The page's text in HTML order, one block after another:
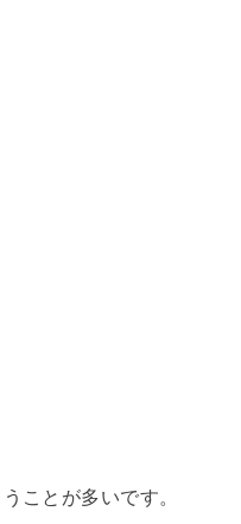
ことが多いです。